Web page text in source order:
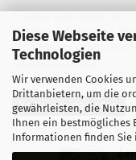
Diese Webseite
Technologien
Wir verwenden Cookies
Drittanbietern, um die
gewährleisten, die
Ihnen ein bestmögliches
Informationen finden Sie
Fragen und Antworten
Fragen & Antworten
Qualitätsstandards für
Reparaturablauf
Vertrag widerrufen